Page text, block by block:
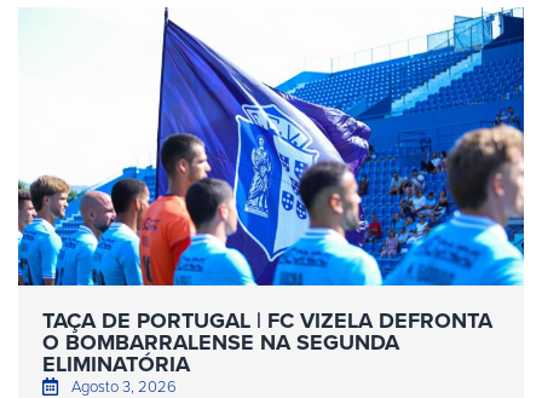
TAÇA DE PORTUGAL | FC VIZELA DEFRONTA
O BOMBARRALENSE NA SEGUNDA
ELIMINATÓRIA
Agosto 3, 2026